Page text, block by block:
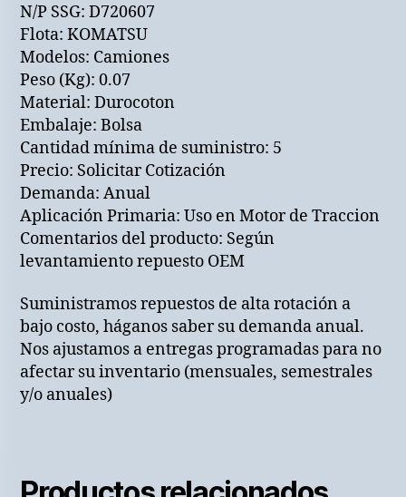
N/P SSG: D720607
Flota: KOMATSU
Modelos: Camiones
Peso (Kg): 0.07
Material: Durocoton
Embalaje: Bolsa
Cantidad mínima de suministro: 5
Precio: Solicitar Cotización
Demanda: Anual
Aplicación Primaria: Uso en Motor de Traccion
Comentarios del producto: Según
levantamiento repuesto OEM
Suministramos repuestos de alta rotación a
bajo costo, háganos saber su demanda anual.
Nos ajustamos a entregas programadas para no
afectar su inventario (mensuales, semestrales
y/o anuales)